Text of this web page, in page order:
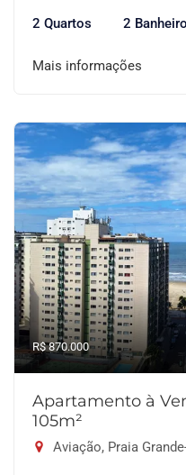
2 Quartos 2
Mais informações
R$ 870.000
Apartamento à
105m²
Aviação, Praia